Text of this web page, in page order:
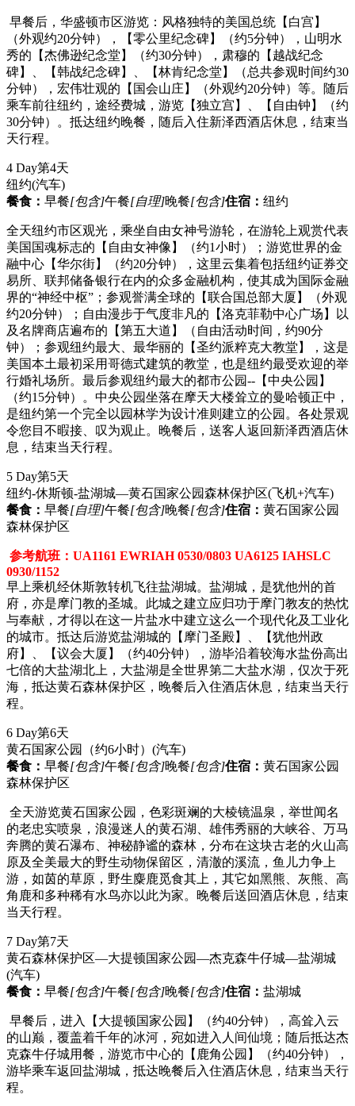
早餐后，华盛顿市区游览：风格独特的美国总统【白宫】
（外观约20分钟），【零公里纪念碑】（约5分钟），山明水
秀的【杰佛逊纪念堂】（约30分钟），肃穆的【越战纪念
碑】、【韩战纪念碑】、【林肯纪念堂】（总共参观时间约30
分钟），宏伟壮观的【国会山庄】（外观约20分钟）等。随后
乘车前往纽约，途经费城，游览【独立宫】、【自由钟】（约
30分钟）。抵达纽约晚餐，随后入住新泽西酒店休息，结束当
天行程。
4 Day第4天
纽约(汽车)
餐食： 早餐[包含]午餐[自理]晚餐[包含]住宿： 纽约
全天纽约市区观光，乘坐自由女神号游轮，在游轮上观赏代表
美国国魂标志的【自由女神像】（约1小时）；游览世界的金
融中心【华尔街】（约20分钟），这里云集着包括纽约证券交
易所、联邦储备银行在内的众多金融机构，使其成为国际金融
界的“神经中枢”；参观誉满全球的【联合国总部大厦】（外观
约20分钟）；自由漫步于气度非凡的【洛克菲勒中心广场】以
及名牌商店遍布的【第五大道】（自由活动时间，约90分
钟）；参观纽约最大、最华丽的【圣约派粹克大教堂】，这是
美国本土最初采用哥德式建筑的教堂，也是纽约最受欢迎的举
行婚礼场所。最后参观纽约最大的都市公园--【中央公园】
（约15分钟）。中央公园坐落在摩天大楼耸立的曼哈顿正中，
是纽约第一个完全以园林学为设计准则建立的公园。各处景观
令您目不暇接、叹为观止。晚餐后，送客人返回新泽西酒店休
息，结束当天行程。
5 Day第5天
纽约-休斯顿-盐湖城—黄石国家公园森林保护区(飞机+汽车)
餐食： 早餐[自理]午餐[包含]晚餐[包含]住宿： 黄石国家公园
森林保护区
参考航班：UA1161 EWRIAH 0530/0803 UA6125 IAHSLC
0930/1152
早上乘机经休斯敦转机飞往盐湖城。盐湖城，是犹他州的首
府，亦是摩门教的圣城。此城之建立应归功于摩门教友的热忱
与奉献，才得以在这一片盐水中建立这么一个现代化及工业化
的城市。抵达后游览盐湖城的【摩门圣殿】、【犹他州政
府】、【议会大厦】（约40分钟），游毕沿着较海水盐份高出
七倍的大盐湖北上，大盐湖是全世界第二大盐水湖，仅次于死
海，抵达黄石森林保护区，晚餐后入住酒店休息，结束当天行
程。
6 Day第6天
黄石国家公园（约6小时） (汽车)
餐食： 早餐[包含]午餐[包含]晚餐[包含]住宿： 黄石国家公园
森林保护区
全天游览黄石国家公园，色彩斑斓的大棱镜温泉，举世闻名
的老忠实喷泉，浪漫迷人的黄石湖、雄伟秀丽的大峡谷、万马
奔腾的黄石瀑布、神秘静谧的森林，分布在这块古老的火山高
原及全美最大的野生动物保留区，清澈的溪流，鱼儿力争上
游，如茵的草原，野生麋鹿觅食其上，其它如黑熊、灰熊、高
角鹿和多种稀有水鸟亦以此为家。晚餐后送回酒店休息，结束
当天行程。
7 Day第7天
黄石森林保护区—大提顿国家公园—杰克森牛仔城—盐湖城
(汽车)
餐食： 早餐[包含]午餐[包含]晚餐[包含]住宿： 盐湖城
早餐后，进入【大提顿国家公园】（约40分钟），高耸入云
的山巅，覆盖着千年的冰河，宛如进入人间仙境；随后抵达杰
克森牛仔城用餐，游览市中心的【鹿角公园】（约40分钟），
游毕乘车返回盐湖城，抵达晚餐后入住酒店休息，结束当天行
程。